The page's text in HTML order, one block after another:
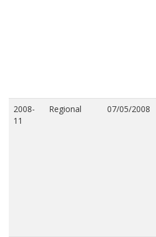
2008-
11
Regional 07/05/2008